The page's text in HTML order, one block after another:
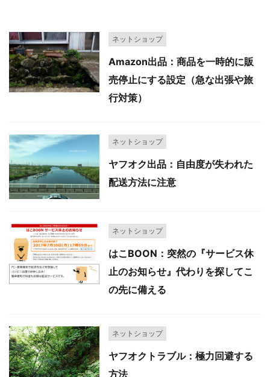
ネットショップ
Amazon出品：商品を一時的に販
売停止にする設定（急な出張や旅
行対策）
ネットショップ
ヤフオク出品：自由度が失われた
配送方法に注意
ネットショップ
はこBOON：突然の『サービス休
止のお知らせ』代わりを探してこ
の先に備える
ネットショップ
ヤフオクトラブル：極力回避する
方法